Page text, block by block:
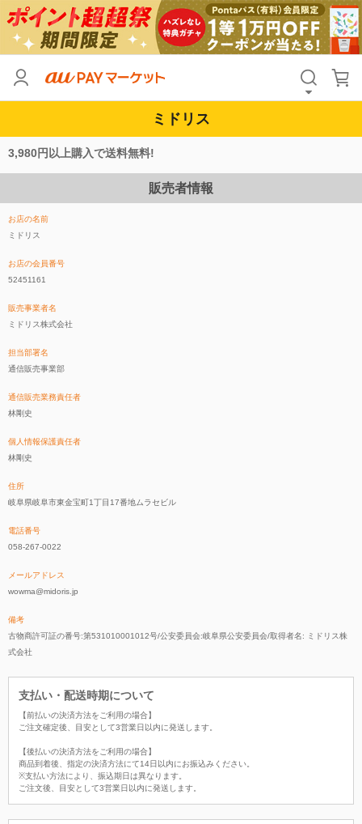
ミドリス
3,980円以上購入で送料無料!
販売者情報
お店の名前
ミドリス
お店の会員番号
52451161
販売事業者名
ミドリス株式会社
担当部署名
通信販売事業部
通信販売業務責任者
林剛史
個人情報保護責任者
林剛史
住所
岐阜県岐阜市東金宝町1丁目17番地ムラセビル
電話番号
058-267-0022
メールアドレス
wowma@midoris.jp
備考
古物商許可証の番号:第531010001012号/公安委員会:岐阜県公安委員会/取得者名: ミドリス株
式会社
支払い・配送時期について
【前払いの決済方法をご利用の場合】
ご注文確定後、目安として3営業日以内に発送します。
【後払いの決済方法をご利用の場合】
商品到着後、指定の決済方法にて14日以内にお振込みください。
※支払い方法により、振込期日は異なります。
ご注文後、目安として3営業日以内に発送します。